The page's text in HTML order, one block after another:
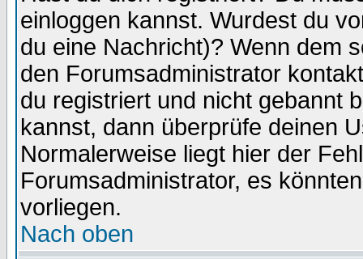
einloggen kannst. Wurdest du
du eine Nachricht)? Wenn dem
den Forumsadministrator
du registriert und nicht gebannt
kannst, dann überprüfe deinen
Normalerweise liegt hier der
Forumsadministrator, es
vorliegen.
Nach oben